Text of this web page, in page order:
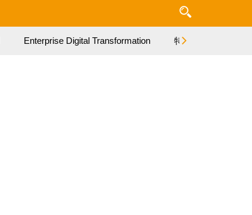
Enterprise Digital Transformation 特集